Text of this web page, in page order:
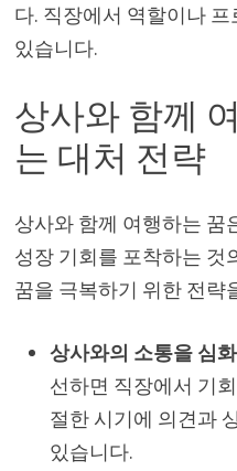
다. 직장에서 역할이나
있습니다.
상사와 함께
는 대처 전략
상사와 함께 여행하는 꿈
성장 기회를 포착하는 것
꿈을 극복하기 위한 전략
상사와의 소통을 심
선하면 직장에서 기
절한 시기에 의견과
있습니다.